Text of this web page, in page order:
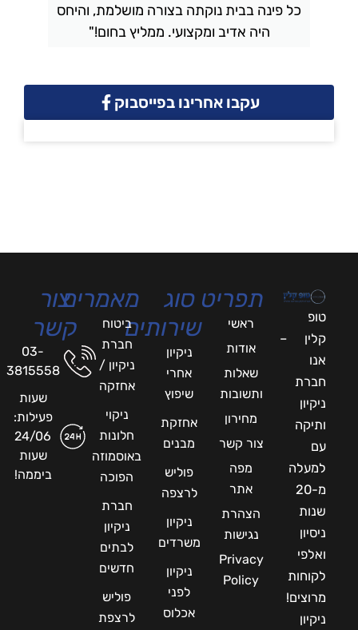
כל פינה בבית נוקתה בצורה מושלמת, והיחס
היה אדיב ומקצועי. ממליץ בחום!"
עקבו אחרינו בפייסבוק
טופ
קלין –
אנו
חברת
ניקיון
ותיקה
עם
למעלה
מ-20
שנות
ניסיון
ואלפי
לקוחות
מרוצים!
ניקיון
תפריט
ראשי
אודות
שאלות
ותשובות
מחירון
צור קשר
מפה
אתר
הצהרת
נגישות
Privacy
Policy
סוג
שירותים
ניקיון
אחרי
שיפוץ
אחזקת
מבנים
פוליש
לרצפה
ניקיון
משרדים
ניקיון
לפני
אכלוס
מאמרים
ביטוח
חברת
ניקיון /
אחזקה
ניקוי
חלונות
באוסמוזה
הפוכה
חברת
ניקיון
לבתים
חדשים
פוליש
לרצפת
צור
קשר
03-
3815558
שעות
פעילות:
24/06
שעות
ביממה!